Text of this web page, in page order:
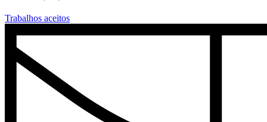
Trabalhos aceitos